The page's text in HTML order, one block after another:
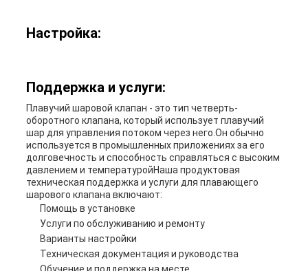
Настройка:
Поддержка и услуги:
Плавучий шаровой клапан - это тип четверть-
оборотного клапана, который использует плавучий
шар для управления потоком через него.Он обычно
используется в промышленных приложениях за его
долговечность и способность справляться с высоким
давлением и температуройНаша продуктовая
техническая поддержка и услуги для плавающего
шарового клапана включают:
Помощь в установке
Услуги по обслуживанию и ремонту
Варианты настройки
Техническая документация и руководства